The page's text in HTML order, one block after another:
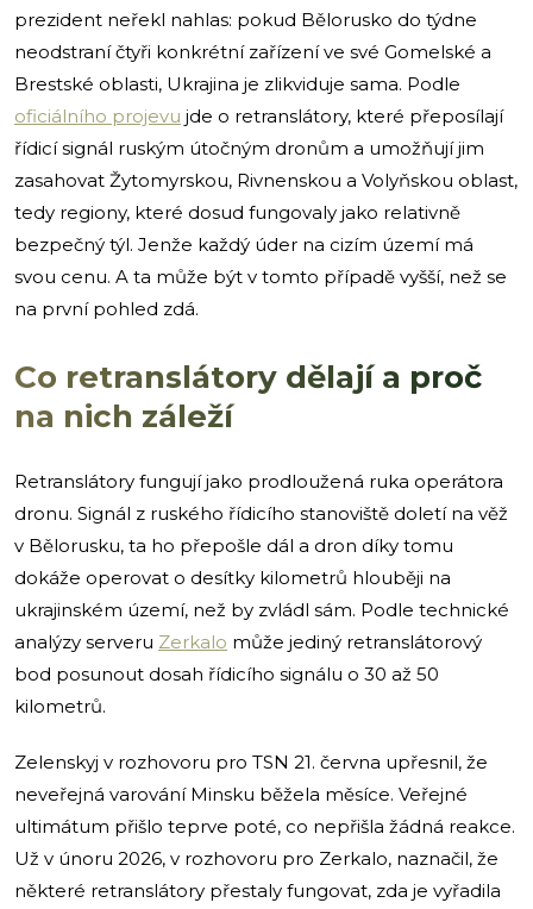
prezident neřekl nahlas: pokud Bělorusko do týdne
neodstraní čtyři konkrétní zařízení ve své Gomelské a
Brestské oblasti, Ukrajina je zlikviduje sama. Podle
oficiálního projevu jde o retranslátory, které přeposílají
řídicí signál ruským útočným dronům a umožňují jim
zasahovat Žytomyrskou, Rivnenskou a Volyňskou oblast,
tedy regiony, které dosud fungovaly jako relativně
bezpečný týl. Jenže každý úder na cizím území má
svou cenu. A ta může být v tomto případě vyšší, než se
na první pohled zdá.
Co retranslátory dělají a proč
na nich záleží
Retranslátory fungují jako prodloužená ruka operátora
dronu. Signál z ruského řídicího stanoviště doletí na věž
v Bělorusku, ta ho přepošle dál a dron díky tomu
dokáže operovat o desítky kilometrů hlouběji na
ukrajinském území, než by zvládl sám. Podle technické
analýzy serveru Zerkalo může jediný retranslátorový
bod posunout dosah řídicího signálu o 30 až 50
kilometrů.
Zelenskyj v rozhovoru pro TSN 21. června upřesnil, že
neveřejná varování Minsku běžela měsíce. Veřejné
ultimátum přišlo teprve poté, co nepřišla žádná reakce.
Už v únoru 2026, v rozhovoru pro Zerkalo, naznačil, že
některé retranslátory přestaly fungovat, zda je vyřadila